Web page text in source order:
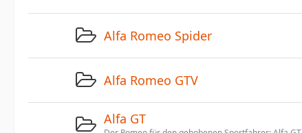
Alfa Romeo Spider
Alfa Romeo GTV
Alfa GT